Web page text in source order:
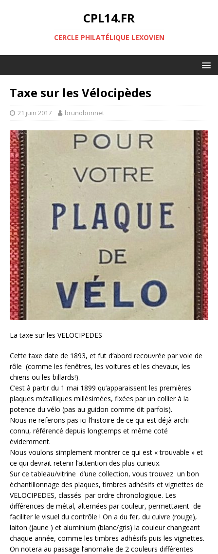
CPL14.FR
CERCLE PHILATÉLIQUE LEXOVIEN
Taxe sur les Vélocipèdes
21 juin 2017 brunobonnet
La taxe sur les VELOCIPEDES
Cette taxe date de 1893, et fut d’abord recouvrée par voie de
rôle (comme les fenêtres, les voitures et les chevaux, les
chiens ou les billards!).
C’est à partir du 1 mai 1899 qu’apparaissent les premières
plaques métalliques millésimées, fixées par un collier à la
potence du vélo (pas au guidon comme dit parfois).
Nous ne referons pas ici l’histoire de ce qui est déjà archi-
connu, référencé depuis longtemps et même coté
évidemment.
Nous voulons simplement montrer ce qui est « trouvable » et
ce qui devrait retenir l’attention des plus curieux.
Sur ce tableau/vitrine d’une collection, vous trouvez un bon
échantillonnage des plaques, timbres adhésifs et vignettes de
VELOCIPEDES, classés par ordre chronologique. Les
différences de métal, alternées par couleur, permettaient de
faciliter le visuel du contrôle ! On a du fer, du cuivre (rouge),
laiton (jaune ) et aluminium (blanc/gris) la couleur changeant
chaque année, comme les timbres adhésifs puis les vignettes.
On notera au passage l’anomalie de 2 couleurs différentes